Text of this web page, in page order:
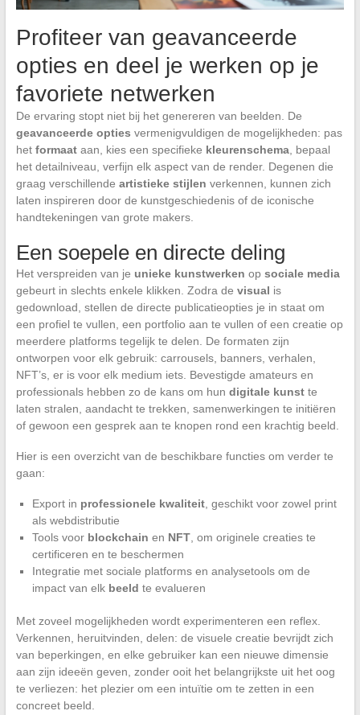
Profiteer van geavanceerde
opties en deel je werken op je
favoriete netwerken
De ervaring stopt niet bij het genereren van beelden. De
geavanceerde opties vermenigvuldigen de mogelijkheden: pas
het formaataan, kies een specifieke kleurenschema, bepaal
het detailniveau, verfijn elk aspect van de render. Degenen die
graag verschillende artistieke stijlen verkennen, kunnen zich
laten inspireren door de kunstgeschiedenis of de iconische
handtekeningen van grote makers.
Een soepele en directe deling
Het verspreiden van je unieke kunstwerken op sociale media
gebeurt in slechts enkele klikken. Zodra de visual is
gedownload, stellen de directe publicatieopties je in staat om
een profiel te vullen, een portfolio aan te vullen of een creatie op
meerdere platforms tegelijk te delen. De formaten zijn
ontworpen voor elk gebruik: carrousels, banners, verhalen,
NFT’s, er is voor elk medium iets. Bevestigde amateurs en
professionals hebben zo de kans om hun digitale kunstte
laten stralen, aandacht te trekken, samenwerkingen te initiëren
of gewoon een gesprek aan te knopen rond een krachtig beeld.
Hier is een overzicht van de beschikbare functies om verder te
gaan:
Export in professionele kwaliteit, geschikt voor zowel print
als webdistributie
Tools voor blockchain en NFT, om originele creaties te
certificeren en te beschermen
Integratie met sociale platforms en analysetools om de
impact van elk beeld te evalueren
Met zoveel mogelijkheden wordt experimenteren een reflex.
Verkennen, heruitvinden, delen: de visuele creatie bevrijdt zich
van beperkingen, en elke gebruiker kan een nieuwe dimensie
aan zijn ideeën geven, zonder ooit het belangrijkste uit het oog
te verliezen: het plezier om een intuïtie om te zetten in een
concreet beeld.